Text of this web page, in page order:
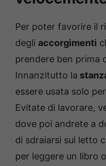
Per poter favorire il
degli accorgimenti
prendere ben prima
Innanzitutto la
essere usata solo
Evitate di lavorare,
dove poi andrete a
di sdraiarsi sul letto
per leggere un libro